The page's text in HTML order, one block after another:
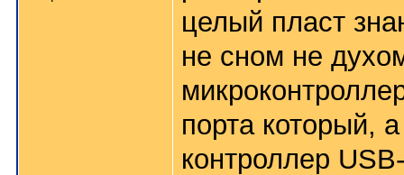
целый пласт
не сном не
порта который,
контроллер